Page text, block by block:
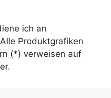
ich an
Produktgrafiken
(*) verweisen auf